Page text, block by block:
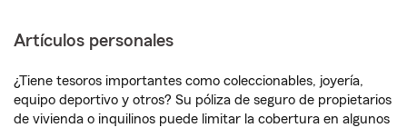
Artículos personales
¿Tiene tesoros importantes como coleccionables, joyería,
equipo deportivo y otros? Su póliza de seguro de propietarios
de vivienda o inquilinos puede limitar la cobertura en algunos